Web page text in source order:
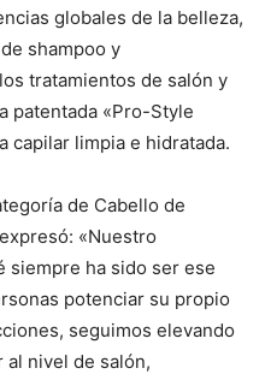
globales de la belleza,
shampoo y
tratamientos de salón y
patentada «Pro-Style
capilar limpia e hidratada.
de Cabello de
«Nuestro
siempre ha sido ser ese
potenciar su propio
seguimos elevando
al nivel de salón,